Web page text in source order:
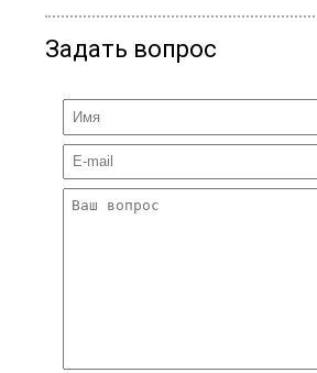
Задать вопрос